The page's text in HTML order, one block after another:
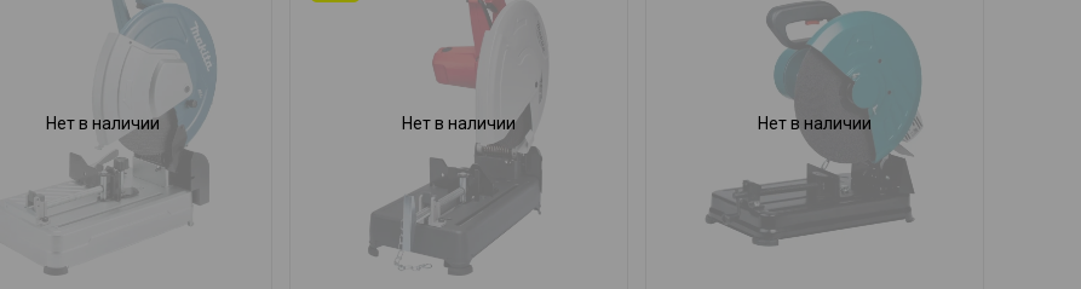
Нет в наличии Нет в наличии Нет в наличии